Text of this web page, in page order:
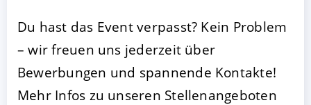
Du hast das Event verpasst? Kein Problem
– wir freuen uns jederzeit über
Bewerbungen und spannende Kontakte!
Mehr Infos zu unseren Stellenangeboten